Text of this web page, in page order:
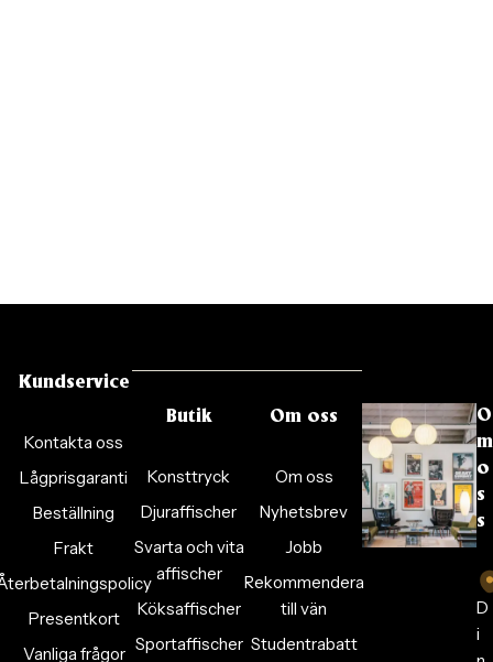
Kundservice
Kontakta oss
Lågprisgaranti
Beställning
Frakt
Presentkort
Vanliga frågor
Butik
Konsttryck
Djuraffischer
Svarta och vita
affischer
Köksaffischer
Sportaffischer
Om oss
Om oss
Nyhetsbrev
Jobb
Rekommendera
till vän
Studentrabatt
O
m
o
s
s
D
i